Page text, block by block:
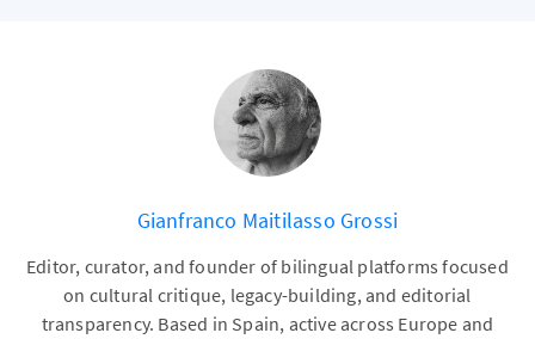
Gianfranco Maitilasso Grossi
Editor, curator, and founder of bilingual platforms focused
on cultural critique, legacy-building, and editorial
transparency. Based in Spain, active across Europe and